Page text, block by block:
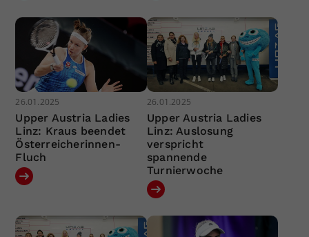
26.01.2025
Upper Austria Ladies
Linz: Kraus beendet
Österreicherinnen-
Fluch
26.01.2025
Upper Austria Ladies
Linz: Auslosung
verspricht
spannende
Turnierwoche